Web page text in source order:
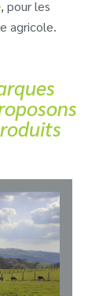
, pour les
agricole.